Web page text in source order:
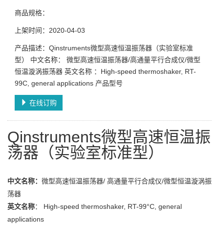
商品规格：
上架时间：2020-04-03
产品描述：Qinstruments微型高速恒温振荡器（实验室标准
型） 中文名称： 微型高速恒温振荡器/高通量平行合成仪/微型
恒温漩涡振荡器 英文名称 ：High-speed thermoshaker, RT-
99C, general applications 产品型号
在线订购
Qinstruments微型高速恒温振
荡器（实验室标准型）
中文名称： 微型高速恒温振荡器/ 高通量平行合成仪/微型恒温漩涡振
荡器
英文名称： High-speed thermoshaker, RT-99°C, general
applications